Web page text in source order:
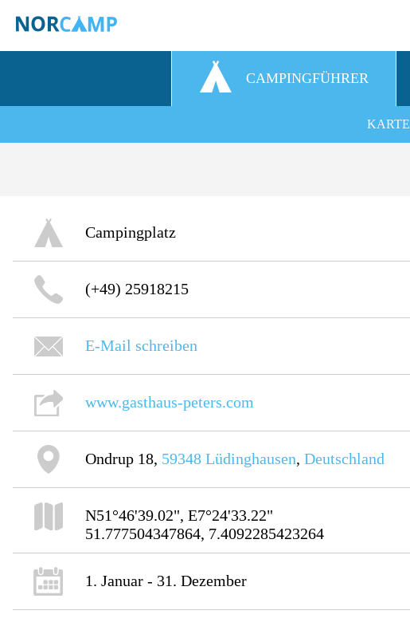
CAMPINGFÜHRER
KARTE
Campingplatz
(+49) 25918215
E-Mail schreiben
www.gasthaus-peters.com
Ondrup 18, 59348 Lüdinghausen,Deutschland
N51°46'39.02", E7°24'33.22"
51.777504347864, 7.4092285423264
1. Januar - 31. Dezember